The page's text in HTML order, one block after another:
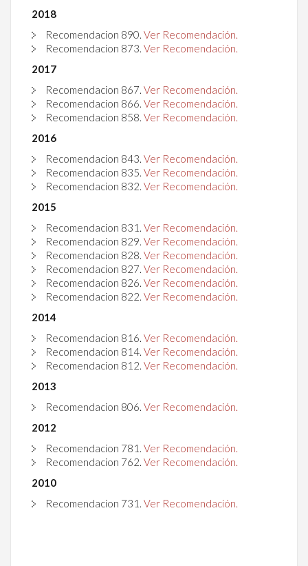
2018
Recomendacion 890. Ver Recomendación.
Recomendacion 873. Ver Recomendación.
2017
Recomendacion 867. Ver Recomendación.
Recomendacion 866. Ver Recomendación.
Recomendacion 858. Ver Recomendación.
2016
Recomendacion 843. Ver Recomendación.
Recomendacion 835. Ver Recomendación.
Recomendacion 832. Ver Recomendación.
2015
Recomendacion 831 . Ver Recomendación.
Recomendacion 829. Ver Recomendación.
Recomendacion 828. Ver Recomendación.
Recomendacion 827. Ver Recomendación.
Recomendacion 826. Ver Recomendación.
Recomendacion 822. Ver Recomendación.
2014
Recomendacion 816. Ver Recomendación.
Recomendacion 814. Ver Recomendación.
Recomendacion 812. Ver Recomendación.
2013
Recomendacion 806. Ver Recomendación.
2012
Recomendacion 781 . Ver Recomendación.
Recomendacion 762. Ver Recomendación.
2010
Recomendacion 731 . Ver Recomendación.